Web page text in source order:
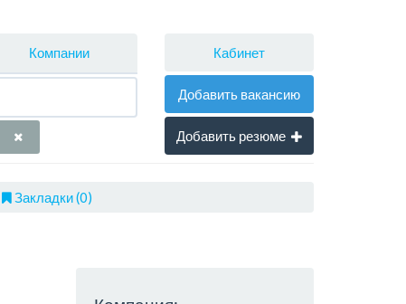
Компании Кабинет
Добавить вакансию
Добавить резюме
Закладки (0)